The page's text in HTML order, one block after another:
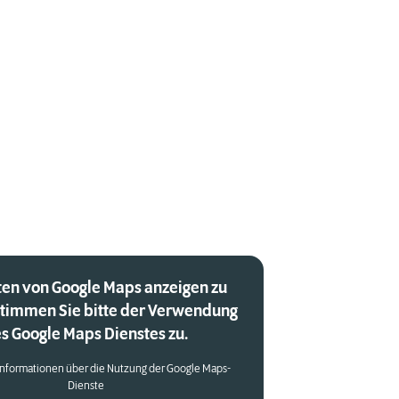
von Google Maps anzeigen zu
Sie bitte der Verwendung
Google Maps Dienstes zu.
über die Nutzung der Google Maps-
Dienste